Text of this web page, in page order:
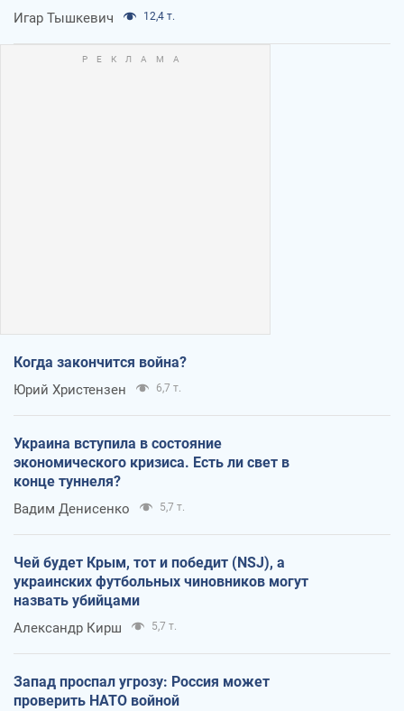
Игар Тышкевич 12,4 т.
Когда закончится война?
Юрий Христензен 6,7 т.
Украина вступила в состояние
экономического кризиса. Есть ли свет в
конце туннеля?
Вадим Денисенко 5,7 т.
Чей будет Крым, тот и победит (NSJ), а
украинских футбольных чиновников могут
назвать убийцами
Александр Кирш 5,7 т.
Запад проспал угрозу: Россия может
проверить НАТО войной